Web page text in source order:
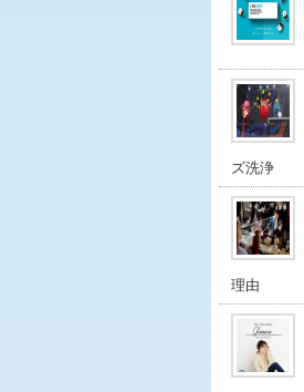
ズ洗浄
理由